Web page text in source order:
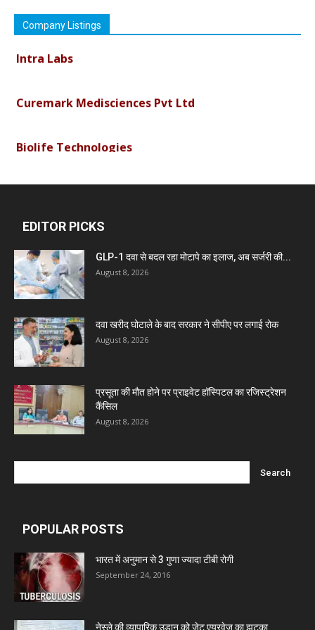
Company Listings
Intra Labs
Curemark Medisciences Pvt Ltd
Biolife Technologies
Dava India
Invision Pharma Limited
Ben Pharmaceuticals
Marxx Pharma
Mcneil & Argus Pharmaceuticals Limited
Nitin Lifesciences Ltd.
Deep Shree Pharmaceuticals
EDITOR PICKS
GLP-1 दवा से बदल रहा मोटापे का इलाज, अब सर्जरी की...
August 8, 2026
दवा खरीद घोटाले के बाद सरकार ने सीपीए पर लगाई रोक
August 8, 2026
प्रसूता की मौत होने पर प्राइवेट हॉस्पिटल का रजिस्ट्रेशन
कैंसिल
August 8, 2026
POPULAR POSTS
भारत में अनुमान से 3 गुणा ज्यादा टीबी रोगी
September 24, 2016
नेस्ले की व्यापारिक उड़ान को जेट एयरवेज का झटका